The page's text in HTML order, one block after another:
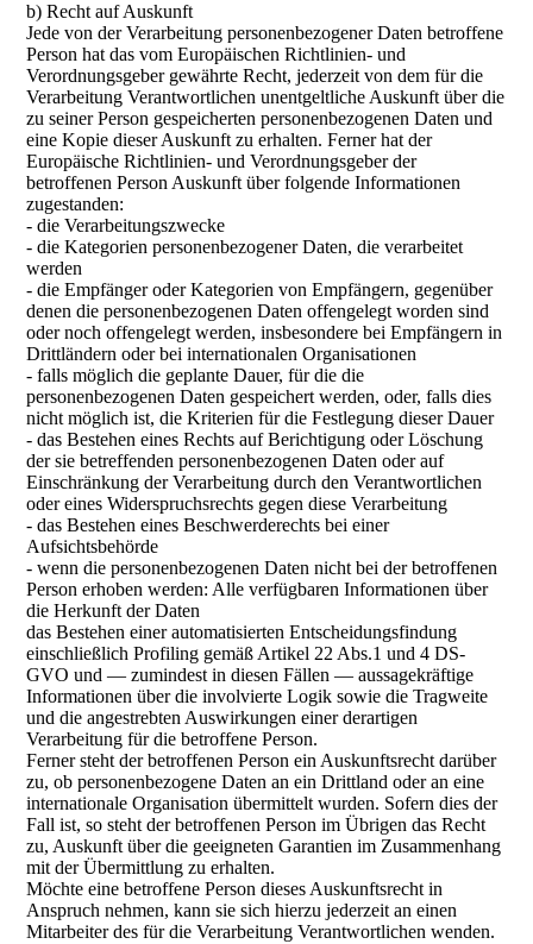
b) Recht auf Auskunft
Jede von der Verarbeitung personenbezogener Daten betroffene
Person hat das vom Europäischen Richtlinien- und
Verordnungsgeber gewährte Recht, jederzeit von dem für die
Verarbeitung Verantwortlichen unentgeltliche Auskunft über die
zu seiner Person gespeicherten personenbezogenen Daten und
eine Kopie dieser Auskunft zu erhalten. Ferner hat der
Europäische Richtlinien- und Verordnungsgeber der
betroffenen Person Auskunft über folgende Informationen
zugestanden:
- die Verarbeitungszwecke
- die Kategorien personenbezogener Daten, die verarbeitet
werden
- die Empfänger oder Kategorien von Empfängern, gegenüber
denen die personenbezogenen Daten offengelegt worden sind
oder noch offengelegt werden, insbesondere bei Empfängern in
Drittländern oder bei internationalen Organisationen
- falls möglich die geplante Dauer, für die die
personenbezogenen Daten gespeichert werden, oder, falls dies
nicht möglich ist, die Kriterien für die Festlegung dieser Dauer
- das Bestehen eines Rechts auf Berichtigung oder Löschung
der sie betreffenden personenbezogenen Daten oder auf
Einschränkung der Verarbeitung durch den Verantwortlichen
oder eines Widerspruchsrechts gegen diese Verarbeitung
- das Bestehen eines Beschwerderechts bei einer
Aufsichtsbehörde
- wenn die personenbezogenen Daten nicht bei der betroffenen
Person erhoben werden: Alle verfügbaren Informationen über
die Herkunft der Daten
das Bestehen einer automatisierten Entscheidungsfindung
einschließlich Profiling gemäß Artikel 22 Abs.1 und 4 DS-
GVO und — zumindest in diesen Fällen — aussagekräftige
Informationen über die involvierte Logik sowie die Tragweite
und die angestrebten Auswirkungen einer derartigen
Verarbeitung für die betroffene Person.
Ferner steht der betroffenen Person ein Auskunftsrecht darüber
zu, ob personenbezogene Daten an ein Drittland oder an eine
internationale Organisation übermittelt wurden. Sofern dies der
Fall ist, so steht der betroffenen Person im Übrigen das Recht
zu, Auskunft über die geeigneten Garantien im Zusammenhang
mit der Übermittlung zu erhalten.
Möchte eine betroffene Person dieses Auskunftsrecht in
Anspruch nehmen, kann sie sich hierzu jederzeit an einen
Mitarbeiter des für die Verarbeitung Verantwortlichen wenden.